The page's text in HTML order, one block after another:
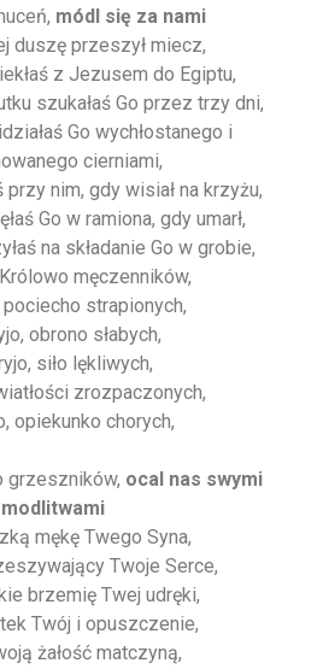
módl się za nami
duszę przeszył miecz,
z Jezusem do Egiptu,
szukałaś Go przez trzy dni,
Go wychłostanego i
cierniami,
przy nim, gdy wisiał na krzyżu,
Go w ramiona, gdy umarł,
na składanie Go w grobie,
męczenników,
pociecho strapionych,
obrono słabych,
siło lękliwych,
zrozpaczonych,
opiekunko chorych,
grzeszników, ocal nas swymi
modlitwami
mękę Twego Syna,
Twoje Serce,
brzemię Twej udręki,
Twój i opuszczenie,
żałość matczyną,